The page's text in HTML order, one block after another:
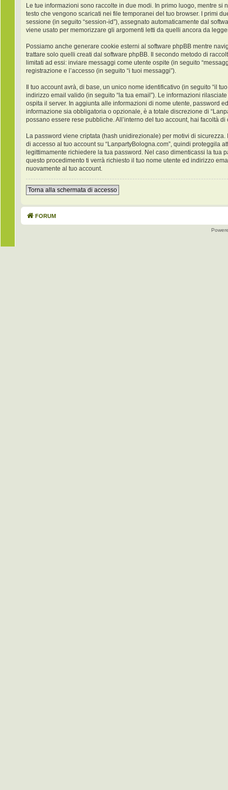
Le tue informazioni sono raccolte in due modi. In primo luogo, mentre
testo che vengono scaricati nei file temporanei del tuo browser. I primi
sessione (in seguito “session-id”), assegnato automaticamente dal
viene usato per memorizzare gli argomenti letti da quelli ancora da
Possiamo anche generare cookie esterni al software phpBB mentre
trattare solo quelli creati dal software phpBB. Il secondo metodo di
limitati ad essi: inviare messaggi come utente ospite (in seguito
registrazione e l’accesso (in seguito “i tuoi messaggi”).
Il tuo account avrà, di base, un unico nome identificativo (in seguito “il
indirizzo email valido (in seguito “la tua email”). Le informazioni
ospita il server. In aggiunta alle informazioni di nome utente, password
informazione sia obbligatoria o opzionale, è a totale discrezione di
possano essere rese pubbliche. All’interno del tuo account, hai facoltà
La password viene criptata (hash unidirezionale) per motivi di
di accesso al tuo account su “LanpartyBologna.com”, quindi proteggila
legittimamente richiedere la tua password. Nel caso dimenticassi la tua
questo procedimento ti verrà richiesto il tuo nome utente ed indirizzo
nuovamente al tuo account.
Torna alla schermata di accesso
FORUM